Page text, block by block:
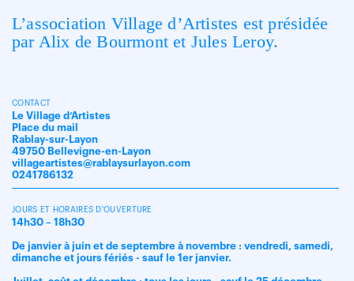
L’association Village d’Artistes est présidée
par Alix de Bourmont et Jules Leroy.
CONTACT
Le Village d’Artistes
Place du mail
Rablay-sur-Layon
49750 Bellevigne-en-Layon
villageartistes@rablaysurlayon.com
0241786132
JOURS ET HORAIRES D'OUVERTURE
14h30 – 18h30
De janvier à juin et de septembre à novembre : vendredi, samedi,
dimanche et jours fériés - sauf le 1er janvier.